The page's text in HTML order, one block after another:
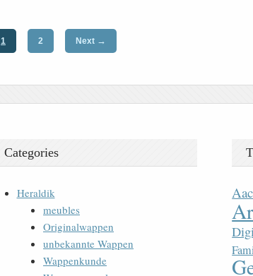
1 2 Next →
Categories
Heraldik
meubles
Originalwappen
unbekannte Wappen
Wappenkunde